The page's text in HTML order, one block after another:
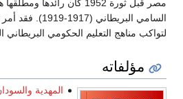
مصر قبل ثورة 1952 كان
السامي البريطاني
لتواكب مناهج التعليم الحكومي البريطاني
مؤلفاته
المهدية